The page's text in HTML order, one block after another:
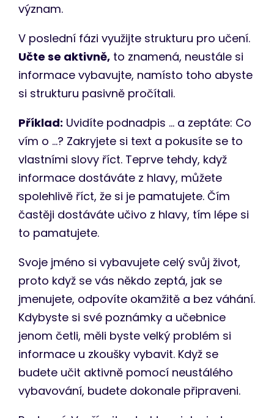
význam.
V poslední fázi využijte strukturu pro učení.
Učte se aktivně, to znamená, neustále si
informace vybavujte, namísto toho abyste
si strukturu pasivně pročítali.
Příklad: Uvidíte podnadpis … a zeptáte: Co
vím o …? Zakryjete si text a pokusíte se to
vlastními slovy říct. Teprve tehdy, když
informace dostáváte z hlavy, můžete
spolehlivě říct, že si je pamatujete. Čím
častěji dostáváte učivo z hlavy, tím lépe si
to pamatujete.
Svoje jméno si vybavujete celý svůj život,
proto když se vás někdo zeptá, jak se
jmenujete, odpovíte okamžitě a bez váhání.
Kdybyste si své poznámky a učebnice
jenom četli, měli byste velký problém si
informace u zkoušky vybavit. Když se
budete učit aktivně pomocí neustálého
vybavování, budete dokonale připraveni.